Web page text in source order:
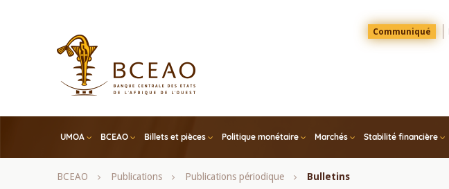
Menu
Top
Communiqué
UMOA BCEAO Billets et pièces Politique monétaire Marchés Stabilité financière
Fil
BCEAO Publications Publications périodique Bulletins